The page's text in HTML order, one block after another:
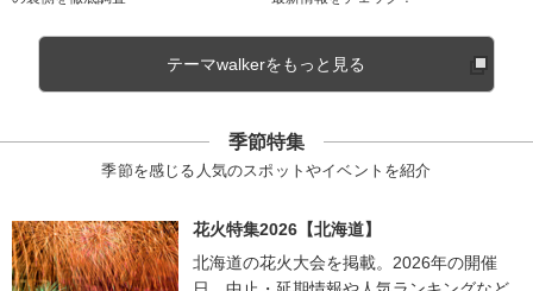
テーマwalkerをもっと見る
季節特集
季節を感じる人気のスポットやイベントを紹介
花火特集2026【北海道】
北海道の花火大会を掲載。2026年の開催